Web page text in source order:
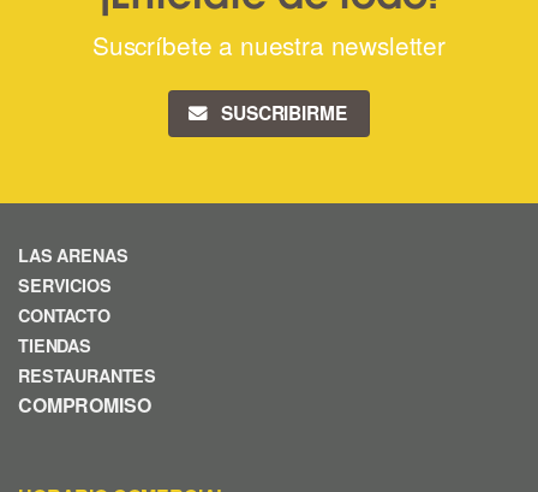
Suscríbete a nuestra newsletter
SUSCRIBIRME
LAS ARENAS
SERVICIOS
CONTACTO
TIENDAS
RESTAURANTES
COMPROMISO